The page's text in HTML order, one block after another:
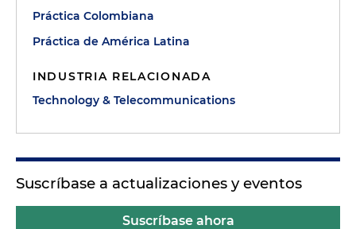
Práctica Colombiana
Práctica de América Latina
INDUSTRIA RELACIONADA
Technology & Telecommunications
Suscríbase a actualizaciones y eventos
Suscríbase ahora